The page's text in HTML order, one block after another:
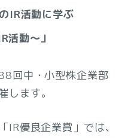
IR活動に学ぶ
活動～」
回中・小型株企業部
します。
IR優良企業賞」では、